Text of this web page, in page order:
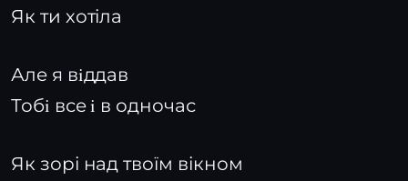
Як ти хотіла
Але я вiддав
Тобi все i в одночас
Як зорі над твоїм вікном